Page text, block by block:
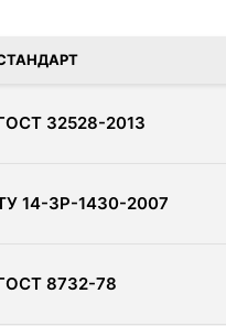
32528-2013
14-3Р-1430-2007
8732-78